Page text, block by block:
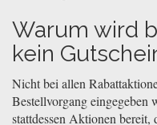
Warum wird
kein
Nicht bei allen
Bestellvorgang eingegeben
stattdessen Aktionen